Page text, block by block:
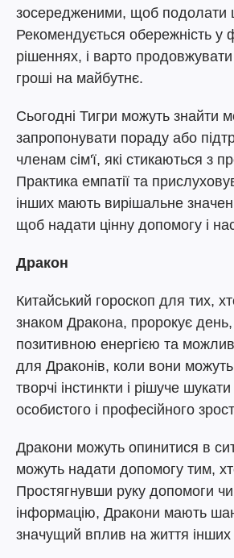
зосередженими, щоб подолати
Рекомендується обережність у
рішеннях, і варто
гроші на майбутнє.
Сьогодні Тигри можуть знайти
запропонувати пораду або
членам сім'ї, які стикаються з
Практика емпатії та
інших мають вирішальне
щоб надати цінну допомогу і
Дракон
Китайський гороскоп для тих,
знаком Дракона, пророкує
позитивною енергією та
для Драконів, коли вони
творчі інстинкти і рішуче
особистого і професійного
Дракони можуть опинитися в
можуть надати допомогу тим,
Простягнувши руку допомоги
інформацію, Дракони мають
значущий вплив на життя